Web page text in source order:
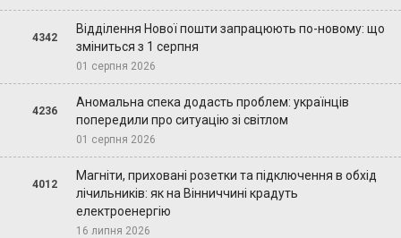
4342
Відділення Нової пошти запрацюють по-новому: що
зміниться з 1 серпня
01 серпня 2026
4236
Аномальна спека додасть проблем: українців
попередили про ситуацію зі світлом
01 серпня 2026
4012
Магніти, приховані розетки та підключення в обхід
лічильників: як на Вінниччині крадуть
електроенергію
16 липня 2026